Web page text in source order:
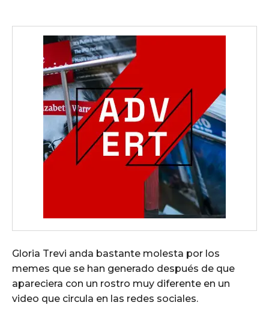
Gloria Trevi anda bastante molesta por los
memes que se han generado después de que
apareciera con un rostro muy diferente en un
video que circula en las redes sociales.